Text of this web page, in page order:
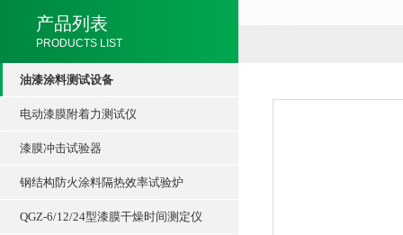
产品列表
PRODUCTS LIST
油漆涂料测试设备
电动漆膜附着力测试仪
漆膜冲击试验器
钢结构防火涂料隔热效率试验炉
QGZ-6/12/24型漆膜干燥时间测定仪